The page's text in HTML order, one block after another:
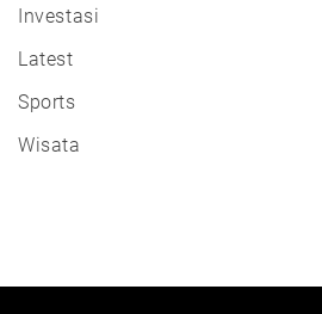
Investasi
Latest
Sports
Wisata